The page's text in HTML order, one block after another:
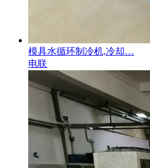
模具水循环制冷机,冷却…
电联